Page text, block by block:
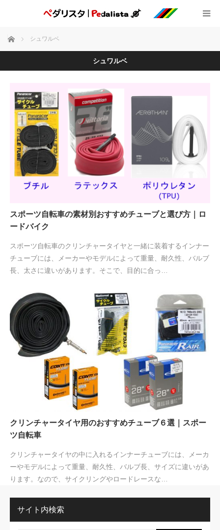
ホーム シュワルベ
シュワルベ
スポーツ自転車の素材別おすすめチューブと選び方｜ロ
ードバイク
スポーツ自転車のクリンチャータイヤと一緒に装着するインナー
チューブには、メーカーやモデルによって重量、耐久性、バルブ
長、太さに違いがあります。そこで、目的に合っ…
クリンチャータイヤ用のおすすめチューブ６選｜スポー
ツ自転車
クリンチャータイヤの中に入れるインナーチューブには、メーカ
ーやモデルによって重量、耐久性、バルブ長、サイズに違いがあ
ります。なので、サイクリングやロードレースな…
サイト内検索